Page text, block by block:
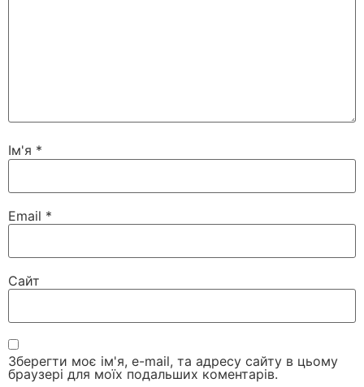
Ім'я *
Email *
Сайт
Зберегти моє ім'я, e-mail, та адресу сайту в цьому
браузері для моїх подальших коментарів.